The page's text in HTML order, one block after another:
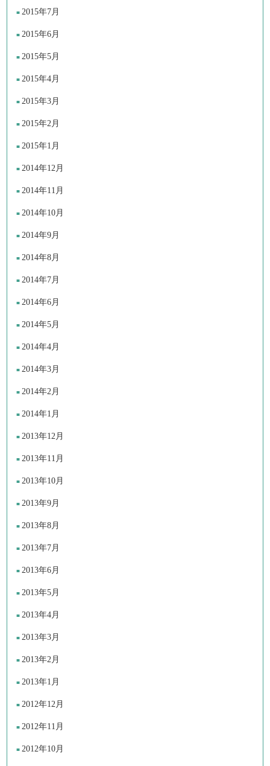
2015年7月
2015年6月
2015年5月
2015年4月
2015年3月
2015年2月
2015年1月
2014年12月
2014年11月
2014年10月
2014年9月
2014年8月
2014年7月
2014年6月
2014年5月
2014年4月
2014年3月
2014年2月
2014年1月
2013年12月
2013年11月
2013年10月
2013年9月
2013年8月
2013年7月
2013年6月
2013年5月
2013年4月
2013年3月
2013年2月
2013年1月
2012年12月
2012年11月
2012年10月